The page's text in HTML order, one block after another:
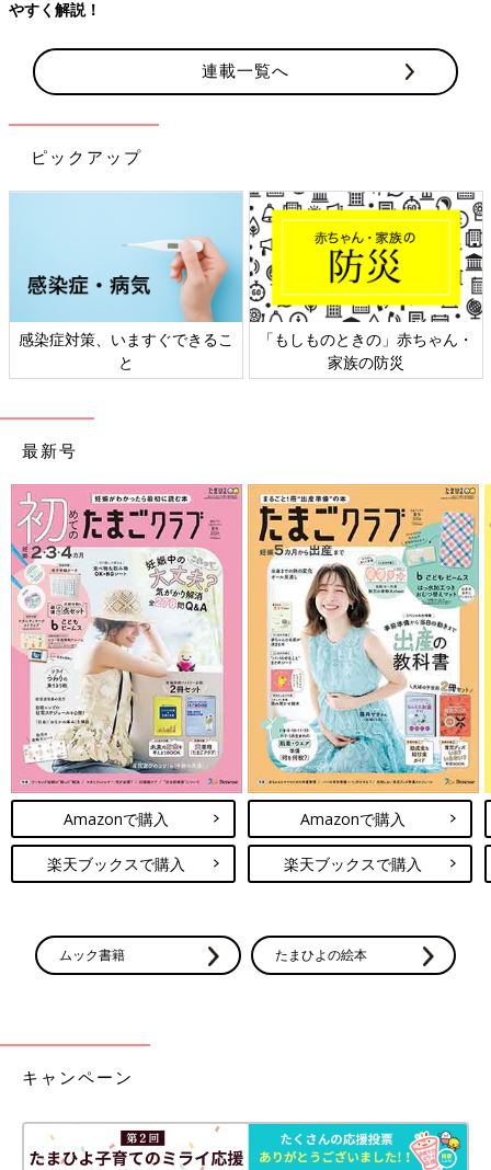
やすく解説！
連載一覧へ
ピックアップ
感染症対策、いますぐできるこ
と
「もしものときの」赤ちゃん・
家族の防災
最新号
Amazonで購入
楽天ブックスで購入
Amazonで購入
楽天ブックスで購入
ムック書籍 たまひよの絵本
キャンペーン